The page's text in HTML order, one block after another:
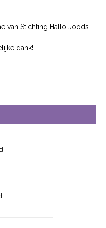
van Stichting Hallo Joods.
dank!